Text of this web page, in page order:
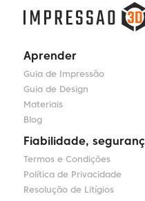
Aprender
Guia de Impressão
Guia de Design
Materiais
Blog
Fiabilidade,
Termos e Condições
Política de Privacidade
Resolução de Litígios